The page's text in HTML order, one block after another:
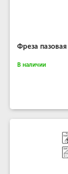
Фреза
В наличии